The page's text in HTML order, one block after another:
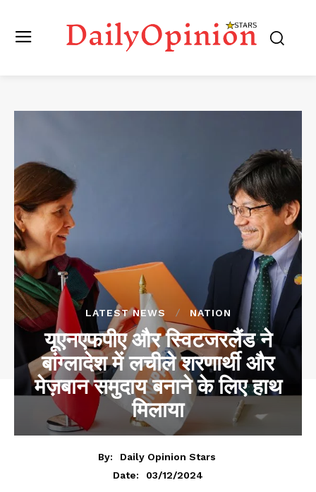
LATEST NEWS NATION
यूएनएफपीए और स्विटजरलैंड ने
बांग्लादेश में लचीले शरणार्थी और
मेज़बान समुदाय बनाने के लिए हाथ
मिलाया
By:
Daily Opinion Stars
Date:
03/12/2024